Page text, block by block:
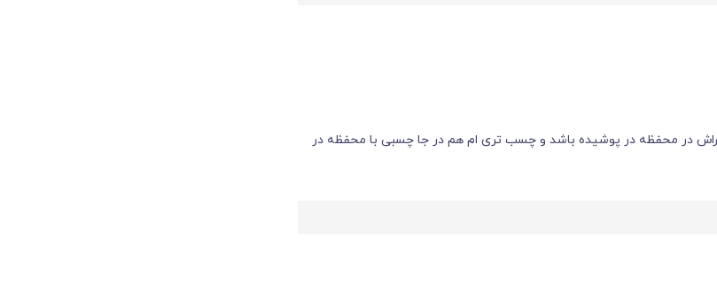
در محفظه در پوشیده باشد و چسب تری ام هم در جا چسبی با محفظه در